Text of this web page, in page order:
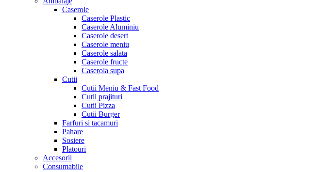
Caserole
Caserole Plastic
Caserole Aluminiu
Caserole desert
Caserole meniu
Caserole salata
Caserole fructe
Caserola supa
Cutii
Cutii Meniu & Fast Food
Cutii prajituri
Cutii Pizza
Cutii Burger
Farfuri si tacamuri
Pahare
Sosiere
Platouri
Accesorii
Consumabile